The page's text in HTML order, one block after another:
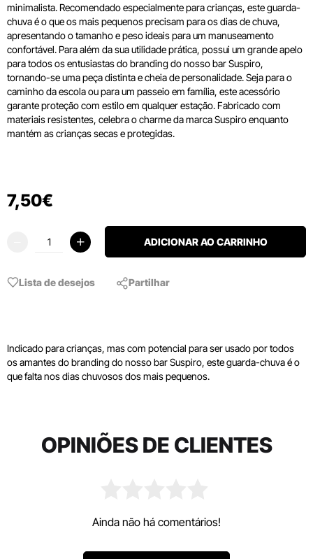
minimalista. Recomendado especialmente para crianças, este guarda-
chuva é o que os mais pequenos precisam para os dias de chuva,
apresentando o tamanho e peso ideais para um manuseamento
confortável. Para além da sua utilidade prática, possui um grande apelo
para todos os entusiastas do branding do nosso bar Suspiro,
tornando-se uma peça distinta e cheia de personalidade. Seja para o
caminho da escola ou para um passeio em família, este acessório
garante proteção com estilo em qualquer estação. Fabricado com
materiais resistentes, celebra o charme da marca Suspiro enquanto
mantém as crianças secas e protegidas.
7,50€
ADICIONAR AO CARRINHO
Lista de desejos Partilhar
Indicado para crianças, mas com potencial para ser usado por todos
os amantes do branding do nosso bar Suspiro, este guarda-chuva é o
que falta nos dias chuvosos dos mais pequenos.
OPINIÕES DE CLIENTES
Ainda não há comentários!